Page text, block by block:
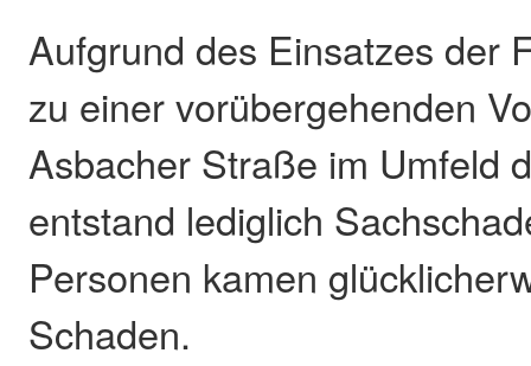
Aufgrund des Einsatzes der
zu einer vorübergehenden
Asbacher Straße im Umfeld
entstand lediglich
Personen kamen
Schaden.